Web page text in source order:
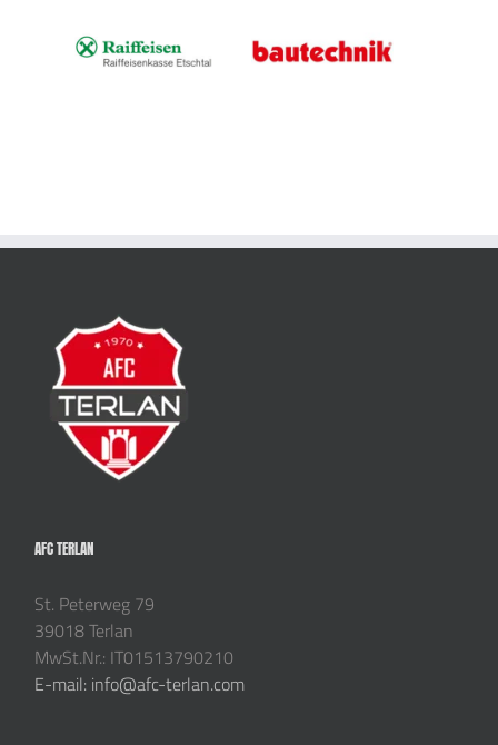
AFC TERLAN
St. Peterweg 79
39018 Terlan
MwSt.Nr.: IT01513790210
E-mail: info@afc-terlan.com